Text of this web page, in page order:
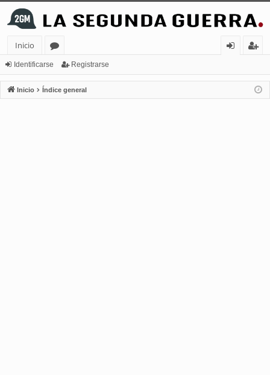
Inicio
or
os
nt
ifi
ist
ra
Identificarse Registrarse
Inicio Índice general